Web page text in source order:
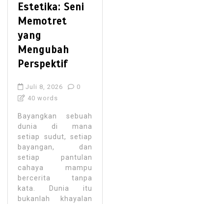
Estetika: Seni
Memotret
yang
Mengubah
Perspektif
Juli 8, 2026
0
40 words
Bayangkan sebuah
dunia di mana
setiap sudut, setiap
bayangan, dan
setiap pantulan
cahaya mampu
bercerita tanpa
kata. Dunia itu
bukanlah khayalan